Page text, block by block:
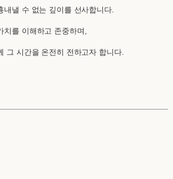
내낼 수 없는 깊이를 선사합니다.
를 이해하고 존중하며,
그 시간을 온전히 전하고자 합니다.